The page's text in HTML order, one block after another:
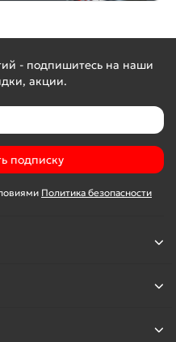
- подпишитесь на наши
акции.
подписку
Политика безопасности